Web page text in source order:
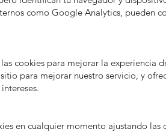
como Google Analytics, pueden
cookies para mejorar la experiencia
para mejorar nuestro servicio, y
en cualquier momento ajustando